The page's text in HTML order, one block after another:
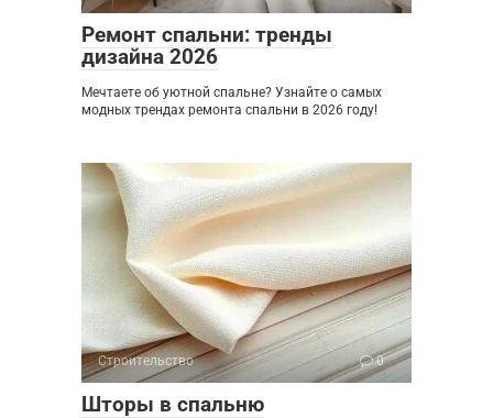
Ремонт спальни: тренды
дизайна 2026
Мечтаете об уютной спальне? Узнайте о самых
модных трендах ремонта спальни в 2026 году!
Строительство 0
Шторы в спальню